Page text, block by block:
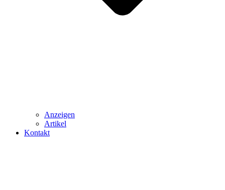
Anzeigen
Artikel
Kontakt